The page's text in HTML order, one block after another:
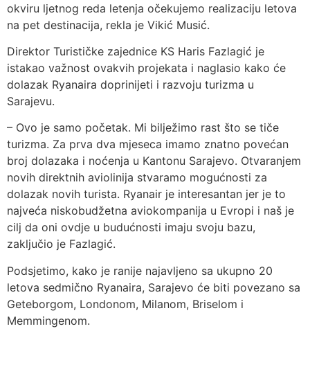
okviru ljetnog reda letenja očekujemo realizaciju letova
na pet destinacija, rekla je Vikić Musić.
Direktor Turističke zajednice KS Haris Fazlagić je
istakao važnost ovakvih projekata i naglasio kako će
dolazak Ryanaira doprinijeti i razvoju turizma u
Sarajevu.
– Ovo je samo početak. Mi bilježimo rast što se tiče
turizma. Za prva dva mjeseca imamo znatno povećan
broj dolazaka i noćenja u Kantonu Sarajevo. Otvaranjem
novih direktnih aviolinija stvaramo mogućnosti za
dolazak novih turista. Ryanair je interesantan jer je to
najveća niskobudžetna aviokompanija u Evropi i naš je
cilj da oni ovdje u budućnosti imaju svoju bazu,
zaključio je Fazlagić.
Podsjetimo, kako je ranije najavljeno sa ukupno 20
letova sedmično Ryanaira, Sarajevo će biti povezano sa
Geteborgom, Londonom, Milanom, Briselom i
Memmingenom.